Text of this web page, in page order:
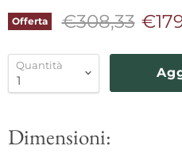
Offerta Prezzo
€308,33
Quantità
Dimensioni: